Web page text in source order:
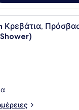
Ένα
Κρεβάτια,